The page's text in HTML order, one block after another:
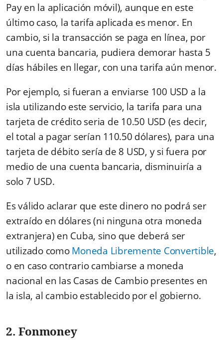
Pay en la aplicación móvil), aunque en este
último caso, la tarifa aplicada es menor. En
cambio, si la transacción se paga en línea, por
una cuenta bancaria, pudiera demorar hasta 5
días hábiles en llegar, con una tarifa aún menor.
Por ejemplo, si fueran a enviarse 100 USD a la
isla utilizando este servicio, la tarifa para una
tarjeta de crédito seria de 10.50 USD (es decir,
el total a pagar serían 110.50 dólares), para una
tarjeta de débito sería de 8 USD, y si fuera por
medio de una cuenta bancaria, disminuiría a
solo 7 USD.
Es válido aclarar que este dinero no podrá ser
extraído en dólares (ni ninguna otra moneda
extranjera) en Cuba, sino que deberá ser
utilizado comoMoneda Libremente Convertible,
o en caso contrario cambiarse a moneda
nacional en las Casas de Cambio presentes en
la isla, al cambio establecido por el gobierno.
2. Fonmoney